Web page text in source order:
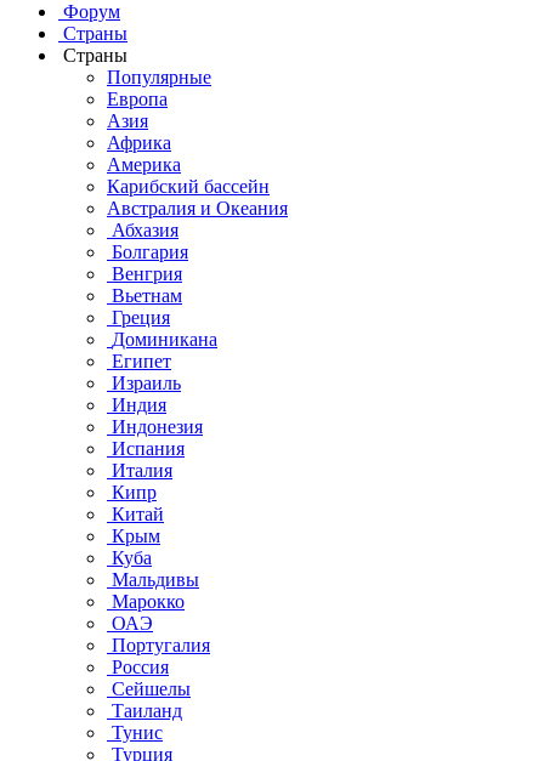
Форум
Страны
Страны
Популярные
Европа
Азия
Африка
Америка
Карибский бассейн
Австралия и Океания
Абхазия
Болгария
Венгрия
Вьетнам
Греция
Доминикана
Египет
Израиль
Индия
Индонезия
Испания
Италия
Кипр
Китай
Крым
Куба
Мальдивы
Марокко
ОАЭ
Португалия
Россия
Сейшелы
Таиланд
Тунис
Турция